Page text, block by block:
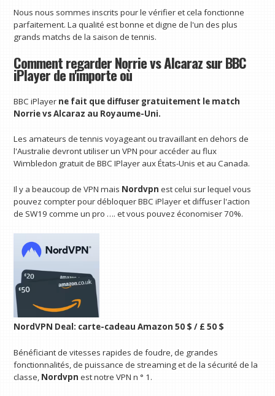
Nous nous sommes inscrits pour le vérifier et cela fonctionne
parfaitement. La qualité est bonne et digne de l'un des plus
grands matchs de la saison de tennis.
Comment regarder Norrie vs Alcaraz sur BBC
iPlayer de n'importe où
BBC iPlayer ne fait que diffuser gratuitement le match
Norrie vs Alcaraz au Royaume-Uni.
Les amateurs de tennis voyageant ou travaillant en dehors de
l'Australie devront utiliser un VPN pour accéder au flux
Wimbledon gratuit de BBC IPlayer aux États-Unis et au Canada.
Il y a beaucoup de VPN mais Nordvpn est celui sur lequel vous
pouvez compter pour débloquer BBC iPlayer et diffuser l'action
de SW19 comme un pro …. et vous pouvez économiser 70%.
NordVPN Deal: carte-cadeau Amazon 50 $ / £ 50 $
Bénéficiant de vitesses rapides de foudre, de grandes
fonctionnalités, de puissance de streaming et de la sécurité de la
classe, Nordvpn est notre VPN n ° 1.